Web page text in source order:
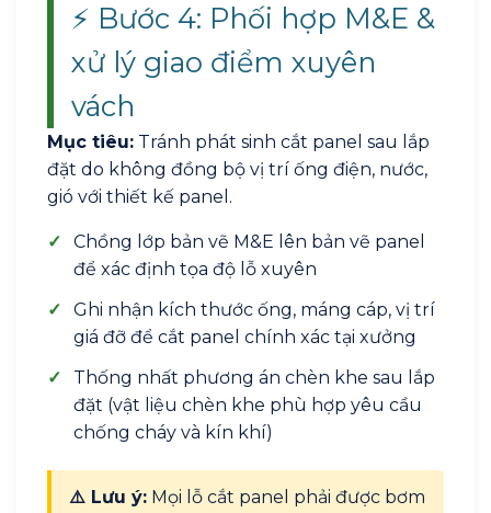
⚡ Bước 4: Phối hợp M&E &
xử lý giao điểm xuyên
vách
Mục tiêu: Tránh phát sinh cắt panel sau lắp
đặt do không đồng bộ vị trí ống điện, nước,
gió với thiết kế panel.
✓
Chồng lớp bản vẽ M&E lên bản vẽ panel
để xác định tọa độ lỗ xuyên
✓
Ghi nhận kích thước ống, máng cáp, vị trí
giá đỡ để cắt panel chính xác tại xưởng
✓
Thống nhất phương án chèn khe sau lắp
đặt (vật liệu chèn khe phù hợp yêu cầu
chống cháy và kín khí)
⚠️ Lưu ý: Mọi lỗ cắt panel phải được bơm